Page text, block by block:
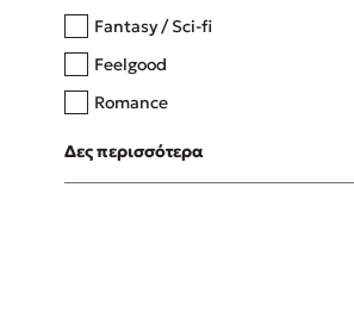
Fantasy / Sci-fi
Feelgood
Romance
Upmarket
Young Adult
Δες περισσότερα